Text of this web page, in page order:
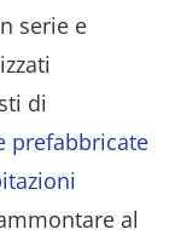
serie e
di
prefabbricate
al